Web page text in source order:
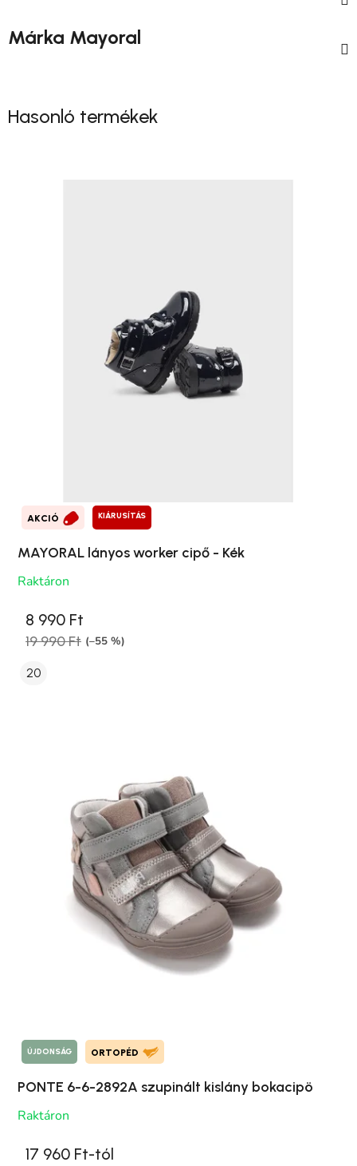
Márka Mayoral
Hasonló termékek
AKCIÓ KIÁRUSÍTÁS
MAYORAL lányos worker cipő - Kék
Raktáron
8 990 Ft
19 990 Ft (–55 %)
20
ÚJDONSÁG ORTOPÉD
PONTE 6-6-2892A szupinált kislány bokacipö
Raktáron
17 960 Ft-tól